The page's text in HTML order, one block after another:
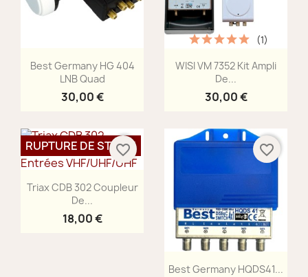
Aperçu rapide
Best Germany HG 404
LNB Quad
30,00 €
Aperçu rapide
WISI VM 7352 Kit Ampli
De...
30,00 €
(1)
Aperçu rapide
Triax CDB 302 Coupleur
De...
18,00 €
RUPTURE DE STOCK
favorite_border
Aperçu rapide
Best Germany HQDS41...
favorite_border